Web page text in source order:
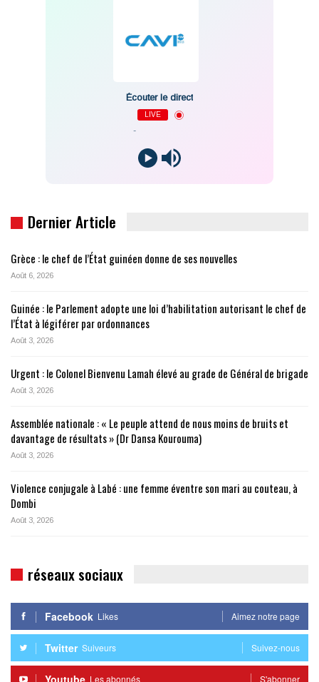
Écouter le direct
LIVE
Dernier Article
Grèce : le chef de l’État guinéen donne de ses nouvelles
Août 6, 2026
Guinée : le Parlement adopte une loi d’habilitation autorisant le chef de
l’État à légiférer par ordonnances
Août 3, 2026
Urgent : le Colonel Bienvenu Lamah élevé au grade de Général de brigade
Août 3, 2026
Assemblée nationale : « Le peuple attend de nous moins de bruits et
davantage de résultats » (Dr Dansa Kourouma)
Août 3, 2026
Violence conjugale à Labé : une femme éventre son mari au couteau, à
Dombi
Août 3, 2026
réseaux sociaux
Facebook Likes Aimez notre page
Twitter Suiveurs Suivez-nous
Les abonnés S'abonner